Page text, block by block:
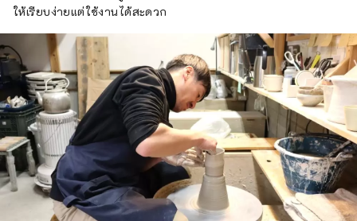
ให้เรียบง่ายแต่ใช้งานได้สะดวก